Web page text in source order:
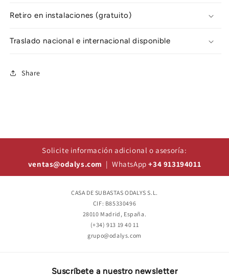
Retiro en instalaciones (gratuito)
Traslado nacional e internacional disponible
Share
Solicite información adicional o asesoría:
ventas@odalys.com | WhatsApp+34 913194011
CASA DE SUBASTAS ODALYS S.L.
CIF: B85330496
28010 Madrid, España.
(+34) 913 19 40 11
grupo@odalys.com
Suscríbete a nuestro newsletter